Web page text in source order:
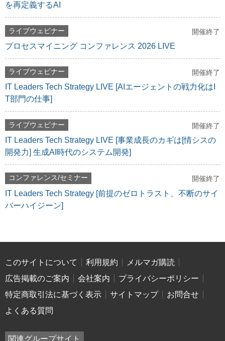
を再定義するAI
ライブウェビナー 開催終了
プロセスマイニング コンファレンス 2026 LIVE
ライブウェビナー 開催終了
IT Leaders Tech Strategy LIVE [AIエージェントの戦力化はI
T部門の仕事]
ライブウェビナー 開催終了
IT Leaders Tech Strategy LIVE [事業成長のカギは[情シスの
開発力] 生成AI時代のシステム開発]
コンファレンス/セミナー 開催終了
IT Leaders Tech Strategy [前提のゼロトラスト、不断のサイ
バーハイジーン]
このサイトについて 利用規約
メルマガ購読
広告掲載のご案内
会社案内
プライバシーポリシー
特定商取引法に基づく表示
サイトマップ
お問合せ
よくある質問
関連グループサイト